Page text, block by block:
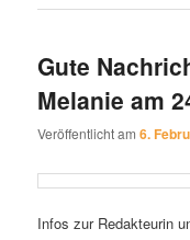
Gute
Melanie am
Veröffentlicht am6.
Infos zur Redakteurin